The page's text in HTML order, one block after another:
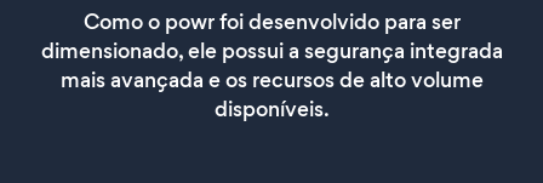
Como o powr foi desenvolvido para ser
dimensionado, ele possui a segurança integrada
mais avançada e os recursos de alto volume
disponíveis.